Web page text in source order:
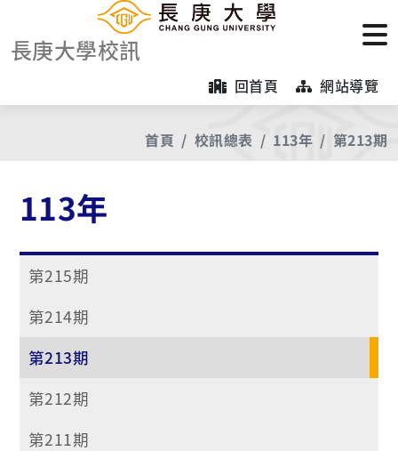
長庚大學校訊
回首頁 網站導覽
首頁 校訊總表 113年 第213期
113年
第215期
第214期
第213期
第212期
第211期